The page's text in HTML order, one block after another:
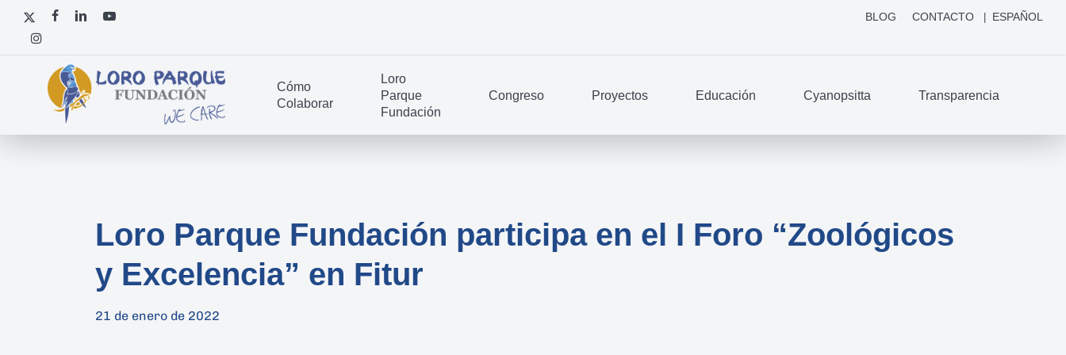
Skipx-
twitter
facebooklinkedinyoutube
instagram
BLOG CONTACTO ESPAÑOL
Cómo
Colaborar
Loro
Parque
Fundación
Congreso Proyectos Educación Cyanopsitta Transparencia
Loro Parque Fundación participa en el I Foro “Zoológicos
y Excelencia” en Fitur
21 de enero de 2022